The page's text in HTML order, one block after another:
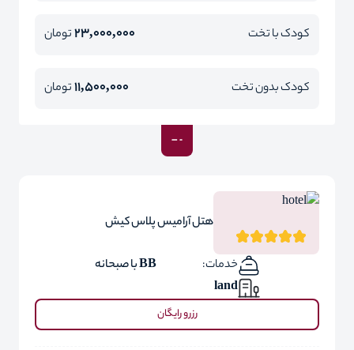
کودک با تخت 23,000,000تومان
کودک بدون تخت 11,500,000تومان
هتل آرامیس پلاس کیش
خدمات:
BB با صبحانه
land
رزرو رایگان